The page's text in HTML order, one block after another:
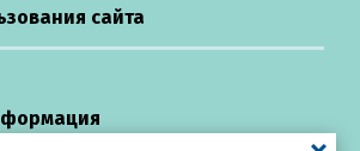
сайта